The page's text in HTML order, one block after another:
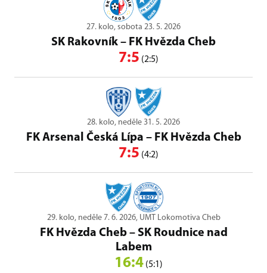
27. kolo, sobota 23. 5. 2026
SK Rakovník – FK Hvězda Cheb
7:5 (2:5)
28. kolo, neděle 31. 5. 2026
FK Arsenal Česká Lípa – FK Hvězda Cheb
7:5 (4:2)
29. kolo, neděle 7. 6. 2026, UMT Lokomotiva Cheb
FK Hvězda Cheb– SK Roudnice nad
Labem
16:4 (5:1)